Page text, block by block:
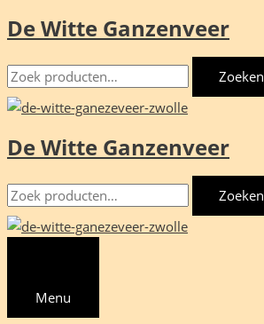
Ga
de
inhoud
De Witte Ganzenveer
Zoeken
naar:
Zoeken
De Witte Ganzenveer
Zoeken
naar:
Zoeken
Menu